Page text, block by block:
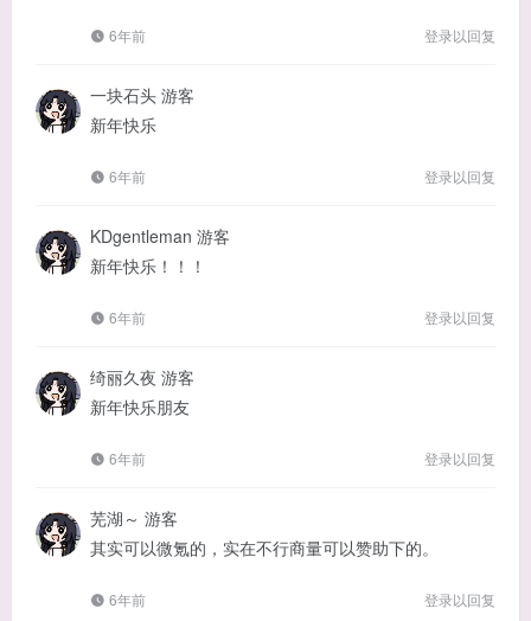
6年前 登录以回复
一块石头 游客
新年快乐
6年前 登录以回复
KDgentleman 游客
新年快乐！！！
6年前 登录以回复
绮丽久夜 游客
新年快乐朋友
6年前 登录以回复
芜湖～ 游客
其实可以微氪的，实在不行商量可以赞助下的。
6年前 登录以回复